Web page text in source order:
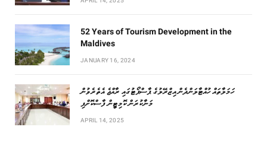
52 Years of Tourism Development in the
Maldives
JANUARY 16, 2024
ހަމަލާތައް ހުއްޓާލަންދެން އިޒްރޭލުގެ ޕާސްޕޯޓުގައި ރާއްޖެ އެތެރެވުން
މަނާކުރަން ކޮމިޓީން ފާސްކޮށްފި
APRIL 14, 2025